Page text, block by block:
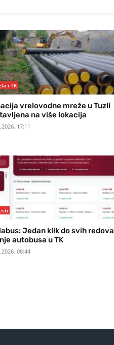
i TK
vrelovodne mreže u Tuzli
na više lokacija
17:11
Jedan klik do svih redova
autobusa u TK
08:44